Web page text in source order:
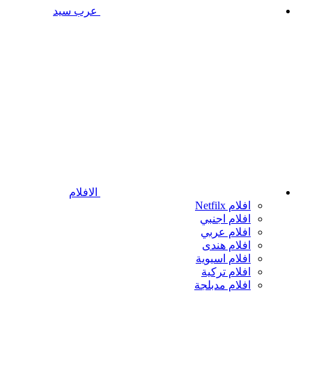
عرب سيد
الافلام
افلام Netfilx
افلام اجنبي
افلام عربي
افلام هندى
افلام اسيوية
افلام تركية
افلام مدبلجة